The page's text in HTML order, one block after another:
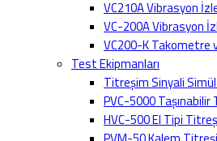
VC210A Vibrasyon
VC-200A Vibrasyon
VC200-K Takometre
Test Ekipmanları
Titreşim Sinyali
PVC-5000
HVC-500 El Tipi